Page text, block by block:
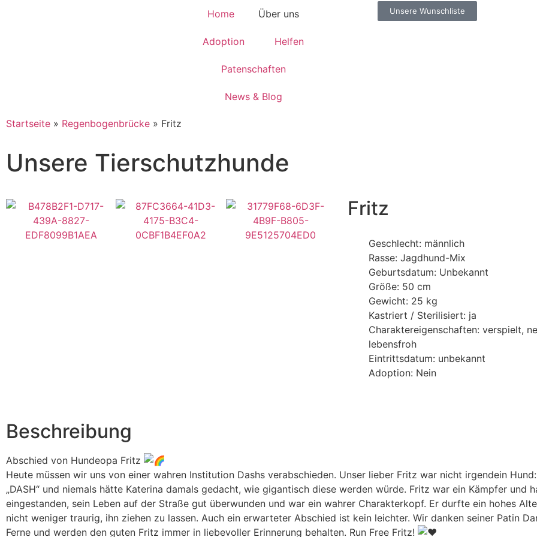
Home Über uns
Adoption Helfen
Patenschaften
News & Blog
Unsere Wunschliste
Startseite » Regenbogenbrücke » Fritz
Unsere Tierschutzhunde
Fritz
Geschlecht: männlich
Rasse: Jagdhund-Mix
Geburtsdatum: Unbekannt
Größe: 50 cm
Gewicht: 25 kg
Kastriert / Sterilisiert: ja
Charaktereigenschaften: verspielt,
lebensfroh
Eintrittsdatum: unbekannt
Adoption: Nein
Beschreibung
Abschied von Hundeopa Fritz
Heute müssen wir uns von einer wahren Institution Dashs verabschieden. Unser lieber Fritz war nicht irgendein
„DASH“ und niemals hätte Katerina damals gedacht, wie gigantisch diese werden würde. Fritz war ein Kämpfer und
eingestanden, sein Leben auf der Straße gut überwunden und war ein wahrer Charakterkopf. Er durfte ein hohes
nicht weniger traurig, ihn ziehen zu lassen. Auch ein erwarteter Abschied ist kein leichter. Wir danken seiner Patin
Ferne und werden den guten Fritz immer in liebevoller Erinnerung behalten. Run Free Fritz!